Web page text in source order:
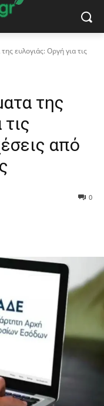
ευλογιάς: Οργή για τις
της
από
0